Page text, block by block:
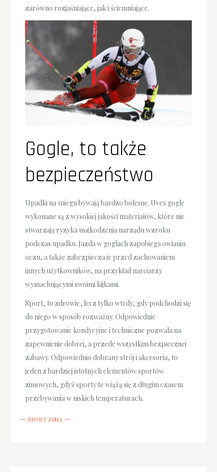
zarówno rozjaśniające, jak i ściemniające.
Gogle, to także
bezpieczeństwo
Upadki na śniegu bywają bardzo bolesne. Uvex gogle
wykonane są z wysokiej jakości materiałów, które nie
stwarzają ryzyka uszkodzenia narządu wzroku
podczas upadku. Jazda w goglach zapobiega owianiu
oczu, a także zabezpiecza je przed zachowaniem
innych użytkowników, na przykład narciarzy
wymachującymi swoimi kijkami.
Sport, to zdrowie, lecz tylko wtedy, gdy podchodzi się
do niego w sposób rozważny. Odpowiednie
przygotowanie kondycyjne i techniczne pozwala na
zapewnienie dobrej, a przede wszystkim bezpiecznej
zabawy. Odpowiednio dobrany strój i akcesoria, to
jeden z bardziej istotnych elementów sportów
zimowych, gdyż sporty te wiążą się z długim czasem
przebywania w niskich temperaturach.
SPORT ZIMĄ